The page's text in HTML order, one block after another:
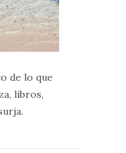
de lo que
libros,